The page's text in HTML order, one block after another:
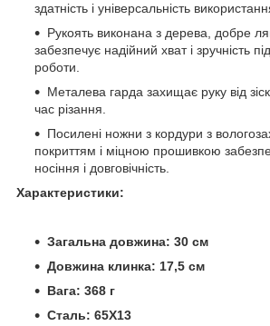
здатність і універсальність
Рукоять виконана з дерева, добре
забезпечує надійний хват і зручність
роботи.
Металева гарда захищає руку від
час різання.
Посилені ножни з кордури з
покриттям і міцною прошивкою
носіння і довговічність.
Характеристики:
Загальна довжина: 30 см
Довжина клинка: 17,5 см
Вага: 368 г
Сталь: 65Х13